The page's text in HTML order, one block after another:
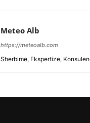
Meteo Alb
https://meteoalb.com
Sherbime, Ekspertize,